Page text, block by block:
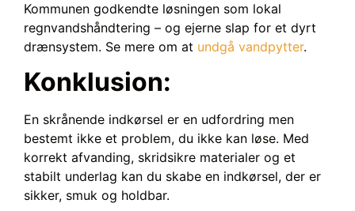
Kommunen godkendte løsningen som lokal
regnvandshåndtering – og ejerne slap for et dyrt
drænsystem. Se mere om at undgå vandpytter.
Konklusion:
En skrånende indkørsel er en udfordring men
bestemt ikke et problem, du ikke kan løse. Med
korrekt afvanding, skridsikre materialer og et
stabilt underlag kan du skabe en indkørsel, der er
sikker, smuk og holdbar.